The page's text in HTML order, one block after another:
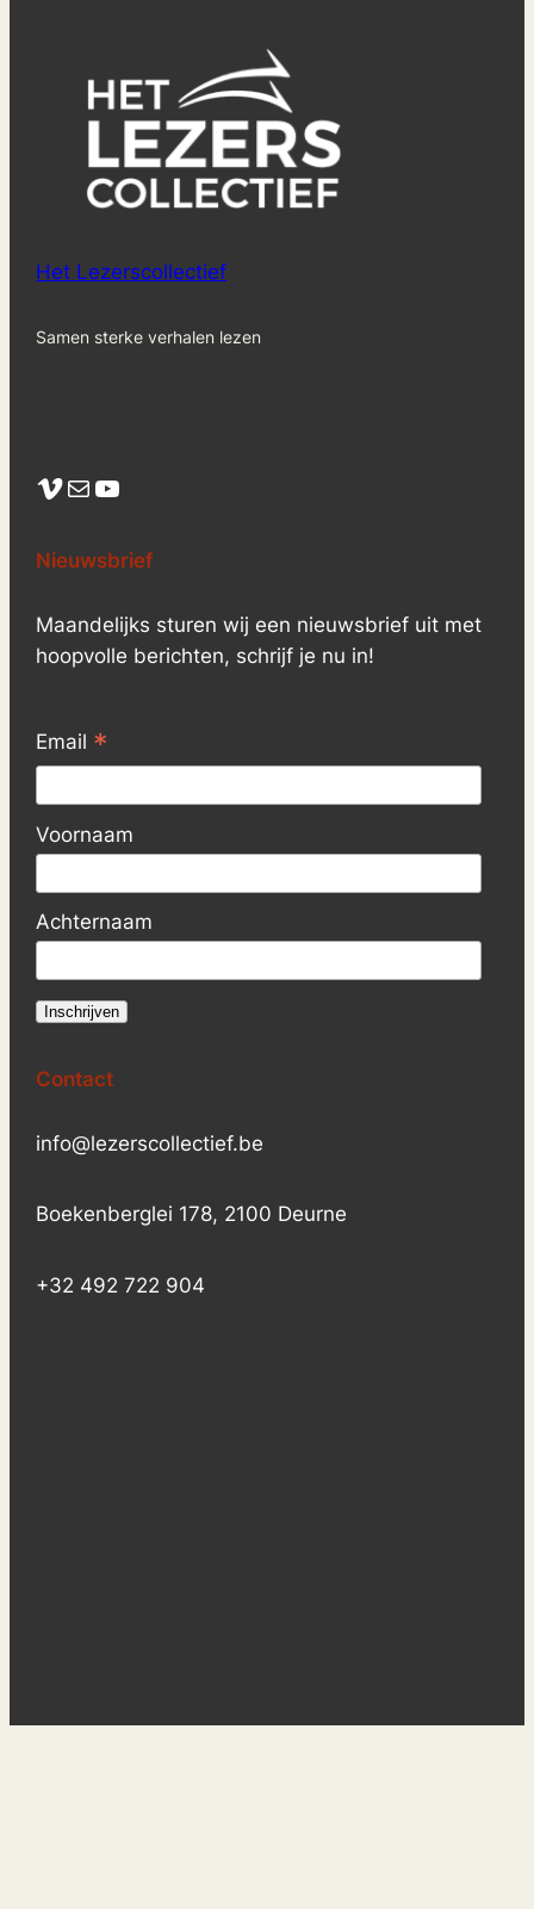
Het Lezerscollectief
Samen sterke verhalen lezen
Vimeo Mail YouTube
Nieuwsbrief
Maandelijks sturen wij een nieuwsbrief uit met
hoopvolle berichten, schrijf je nu in!
Email *
Voornaam
Achternaam
Contact
info@lezerscollectief.be
Boekenberglei 178, 2100 Deurne
+32 492 722 904